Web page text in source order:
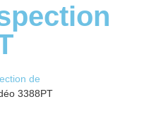
de
3388PT